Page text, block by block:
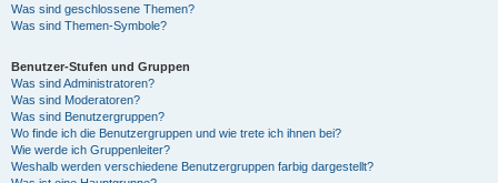
Was sind geschlossene Themen?
Was sind Themen-Symbole?
Benutzer-Stufen und Gruppen
Was sind Administratoren?
Was sind Moderatoren?
Was sind Benutzergruppen?
Wo finde ich die Benutzergruppen und wie trete ich ihnen bei?
Wie werde ich Gruppenleiter?
Weshalb werden verschiedene Benutzergruppen farbig dargestellt?